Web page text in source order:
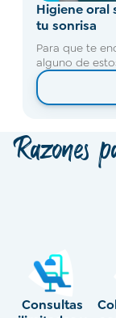
Higiene oral
tu sonrisa
Para que te
alguno de estos escenarios, es fundamental
cuentes con un
atención
Razones
Cobertura de